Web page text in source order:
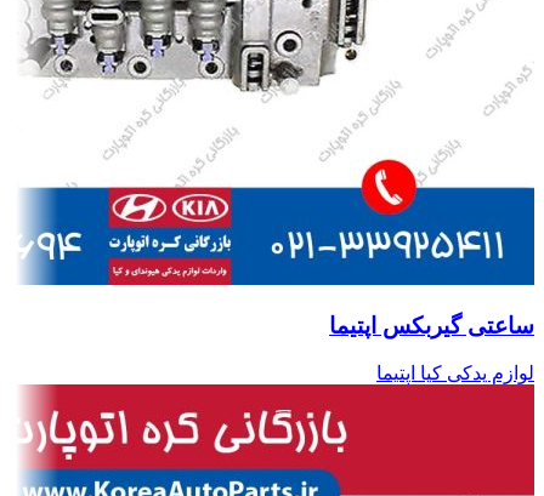
ساعتی گیربکس اپتیما
لوازم یدکی کیا اپتیما